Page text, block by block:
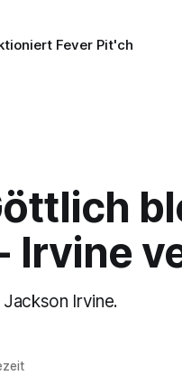
Fever Pit'ch
Irvine
Irvine.